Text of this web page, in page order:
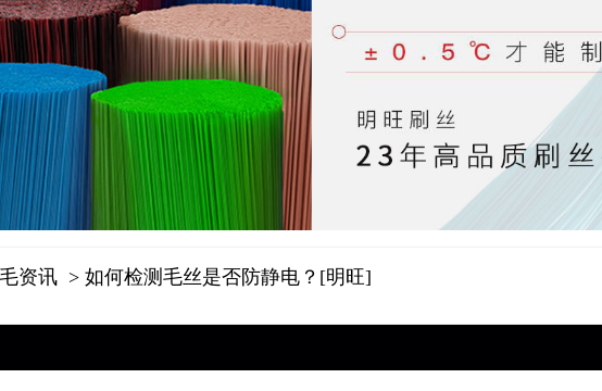
资讯 > 如何检测毛丝是否防静电？[明旺]